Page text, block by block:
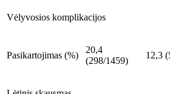
Vėlyvosios komplikacijos
Pasikartojimas (%)
20,4
(298/1459)
12,3